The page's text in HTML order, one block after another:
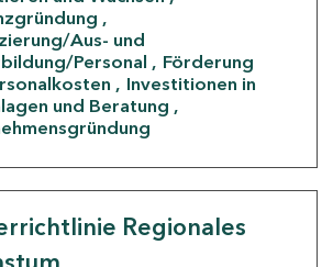
Aus- und
Personal
Förderung
Investitionen in
und Beratung
Regionales